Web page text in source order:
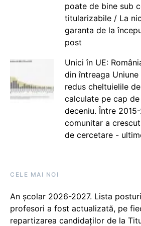
poate de bine sub
titularizabile / La
garanta de la
post
Unici în UE:
din întreaga
redus cheltuielile
calculate pe cap
deceniu. Între
comunitar a
de cercetare -
CELE MAI NOI
An școlar 2026-2027. Lista
profesori a fost actualizată, pe
repartizarea candidaților de la